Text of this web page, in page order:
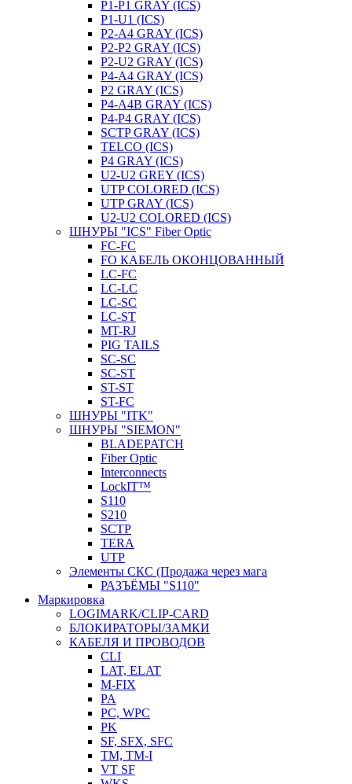
P1-P1 GRAY (ICS)
P1-U1 (ICS)
P2-A4 GRAY (ICS)
P2-P2 GRAY (ICS)
P2-U2 GRAY (ICS)
P4-A4 GRAY (ICS)
P2 GRAY (ICS)
P4-A4B GRAY (ICS)
P4-P4 GRAY (ICS)
SCTP GRAY (ICS)
TELCO (ICS)
P4 GRAY (ICS)
U2-U2 GREY (ICS)
UTP COLORED (ICS)
UTP GRAY (ICS)
U2-U2 COLORED (ICS)
ШНУРЫ "ICS" Fiber Optic
FC-FC
FO КАБЕЛЬ ОКОНЦОВАННЫЙ
LC-FC
LC-LC
LC-SC
LС-ST
MT-RJ
PIG TAILS
SC-SC
SC-ST
ST-ST
ST-FC
ШНУРЫ "ITK"
ШНУРЫ "SIEMON"
BLADEPATCH
Fiber Optic
Interconnects
LockIT™
S110
S210
SCTP
TERA
UTP
Элементы СКС (Продажа через мага
РАЗЪЁМЫ "S110"
Маркировка
LOGIMARK/CLIP-CARD
БЛОКИРАТОРЫ/ЗАМКИ
КАБЕЛЯ И ПРОВОДОВ
CLI
LAT, ELAT
M-FIX
PA
PC, WРС
PK
SF, SFX, SFC
TM, TM-I
VT SF